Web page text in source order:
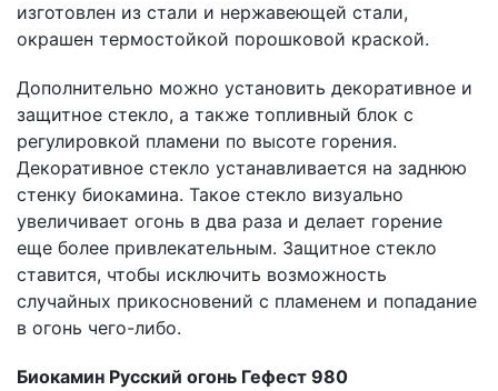
изготовлен из стали и нержавеющей стали,
окрашен термостойкой порошковой краской.
Дополнительно можно установить декоративное и
защитное стекло, а также топливный блок с
регулировкой пламени по высоте горения.
Декоративное стекло устанавливается на заднюю
стенку биокамина. Такое стекло визуально
увеличивает огонь в два раза и делает горение
еще более привлекательным. Защитное стекло
ставится, чтобы исключить возможность
случайных прикосновений с пламенем и попадание
в огонь чего-либо.
Биокамин Русский огонь Гефест 980